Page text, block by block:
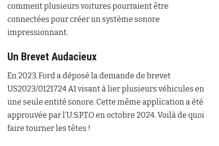
comment plusieurs voitures pourraient être
connectées pour créer un système sonore
impressionnant.
Un Brevet Audacieux
En 2023, Ford a déposé la demande de brevet
US2023/0121724 A1 visant à lier plusieurs véhicules en
une seule entité sonore. Cette même application a été
approuvée par l’U.S.P.T.O en octobre 2024. Voilà de quoi
faire tourner les têtes !